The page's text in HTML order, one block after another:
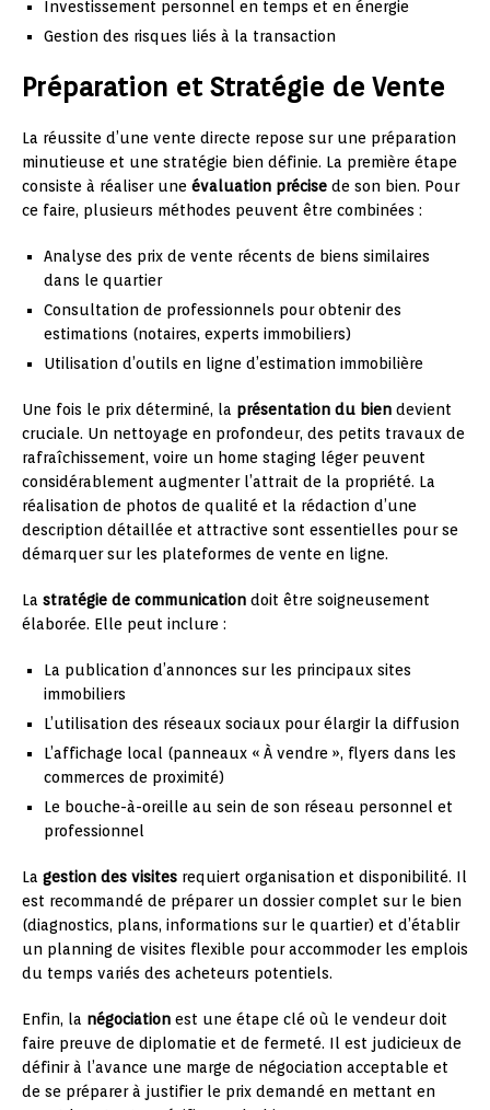
Investissement personnel en temps et en énergie
Gestion des risques liés à la transaction
Préparation et Stratégie de Vente
La réussite d’une vente directe repose sur une préparation
minutieuse et une stratégie bien définie. La première étape
consiste à réaliser une évaluation précise de son bien. Pour
ce faire, plusieurs méthodes peuvent être combinées :
Analyse des prix de vente récents de biens similaires
dans le quartier
Consultation de professionnels pour obtenir des
estimations (notaires, experts immobiliers)
Utilisation d’outils en ligne d’estimation immobilière
Une fois le prix déterminé, la présentation du bien devient
cruciale. Un nettoyage en profondeur, des petits travaux de
rafraîchissement, voire un home staging léger peuvent
considérablement augmenter l’attrait de la propriété. La
réalisation de photos de qualité et la rédaction d’une
description détaillée et attractive sont essentielles pour se
démarquer sur les plateformes de vente en ligne.
La stratégie de communication doit être soigneusement
élaborée. Elle peut inclure :
La publication d’annonces sur les principaux sites
immobiliers
L’utilisation des réseaux sociaux pour élargir la diffusion
L’affichage local (panneaux « À vendre », flyers dans les
commerces de proximité)
Le bouche-à-oreille au sein de son réseau personnel et
professionnel
La gestion des visites requiert organisation et disponibilité. Il
est recommandé de préparer un dossier complet sur le bien
(diagnostics, plans, informations sur le quartier) et d’établir
un planning de visites flexible pour accommoder les emplois
du temps variés des acheteurs potentiels.
Enfin, la négociation est une étape clé où le vendeur doit
faire preuve de diplomatie et de fermeté. Il est judicieux de
définir à l’avance une marge de négociation acceptable et
de se préparer à justifier le prix demandé en mettant en